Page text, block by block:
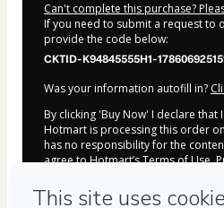
Can't complete this purchase?
If you need to submit a request to
provide the code below:
CKTID-K94845555H1-
Was your information autofill in?
By clicking 'Buy Now' I declare that
Hotmart is processing this order
has no responsibility for the
agree to Hotmart’sTerms of Use,
accompanied by a legal guardian.